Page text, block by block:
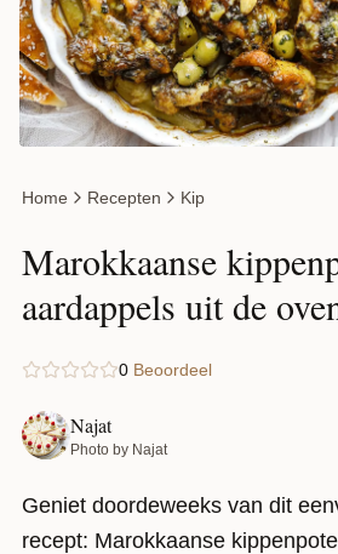
Home Recepten Kip
Marokkaanse
aardappels uit de
0 Beoordeel
Najat
Photo by Najat
Geniet doordeweeks van dit
recept: Marokkaanse